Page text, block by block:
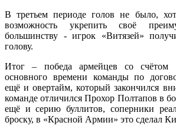
В третьем периоде голов не было,
возможность укрепить своё
большинству - игрок «Витязей»
голову.
Итог – победа армейцев со счётом
основного времени команды по
ещё и овертайм, который закончился
команде отличился Прохор Полтапов в
ещё и серию буллитов, соперники
броску, в «Красной Армии» это сделал